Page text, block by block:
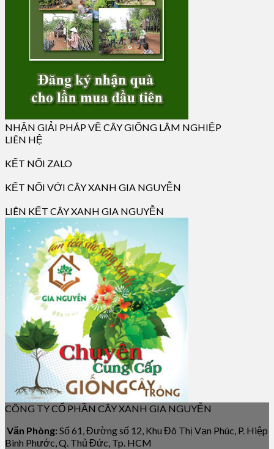
NHẬN GIẢI PHÁP VỀ CÂY GIỐNG LÂM NGHIỆP
LIÊN HỆ
KẾT NỐI ZALO
KẾT NỐI VỚI CÂY XANH GIA NGUYỄN
LIÊN KẾT CÂY XANH GIA NGUYỄN
CÔNG TY CỔ PHẦN CÂY XANH GIA NGUYỄN
Văn Phòng: Số 61, Đường số 12, Khu Đô Thị Vạn Phúc, P. Hiệp
Bình Phước, Q. Thủ Đức, Tp. HCM